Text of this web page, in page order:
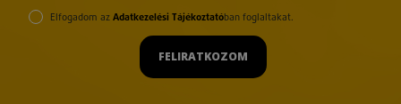
Elfogadom az Adatkezelési Tájékoztatóban foglaltakat.
FELIRATKOZOM